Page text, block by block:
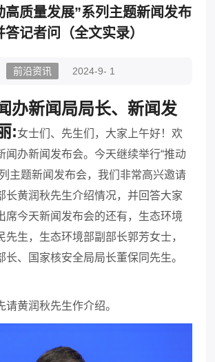
高质量发展”系列主题新闻发布
答记者问（全文实录）
前沿资讯 2024-9- 1
办新闻局局长、新闻发
:女士们、先生们，大家上午好！欢
闻办新闻发布会。今天继续举行“推动
主题新闻发布会，我们非常高兴邀请
长黄润秋先生介绍情况，并回答大家
席今天新闻发布会的还有，生态环境
先生，生态环境部副部长郭芳女士，
长、国家核安全局局长董保同先生。
黄润秋先生作介绍。